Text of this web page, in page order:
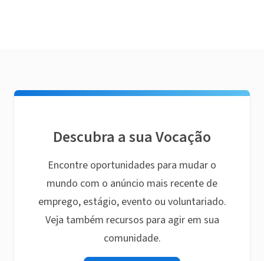
Descubra a sua Vocação
Encontre oportunidades para mudar o
mundo com o anúncio mais recente de
emprego, estágio, evento ou voluntariado.
Veja também recursos para agir em sua
comunidade.